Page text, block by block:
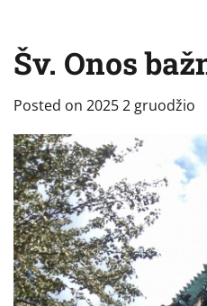
Šv. Onos
Posted on 2025 2 gruodžio